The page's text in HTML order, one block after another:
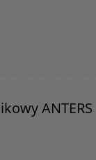
ANTERS